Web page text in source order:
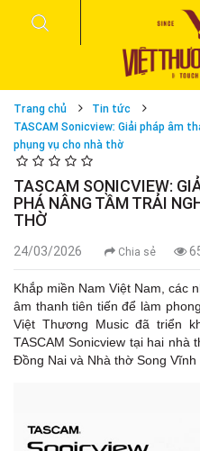
Trang chủ
Tin tức
TASCAM Sonicview: Giải pháp âm
phụng vụ cho nhà thờ
TASCAM SONICVIEW:
PHÁ NÂNG TẦM TRẢI
THỜ
24/03/2026 Chia sẻ
Khắp miền Nam Việt Nam, các
âm thanh tiên tiến để làm
Việt Thương Music đã triển
TASCAM Sonicview tại hai
Đồng Nai và Nhà thờ Song Vĩnh